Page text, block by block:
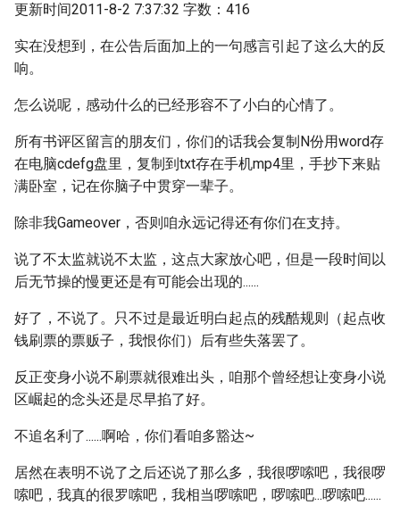
更新时间2011-8-2 7:37:32 字数：416
实在没想到，在公告后面加上的一句感言引起了这么大的反
响。
怎么说呢，感动什么的已经形容不了小白的心情了。
所有书评区留言的朋友们，你们的话我会复制N份用word存
在电脑cdefg盘里，复制到txt存在手机mp4里，手抄下来贴
满卧室，记在你脑子中贯穿一辈子。
除非我Gameover，否则咱永远记得还有你们在支持。
说了不太监就说不太监，这点大家放心吧，但是一段时间以
后无节操的慢更还是有可能会出现的......
好了，不说了。只不过是最近明白起点的残酷规则（起点收
钱刷票的票贩子，我恨你们）后有些失落罢了。
反正变身小说不刷票就很难出头，咱那个曾经想让变身小说
区崛起的念头还是尽早掐了好。
不追名利了......啊哈，你们看咱多豁达~
居然在表明不说了之后还说了那么多，我很啰嗦吧，我很啰
嗦吧，我真的很罗嗦吧，我相当啰嗦吧，啰嗦吧...啰嗦吧......